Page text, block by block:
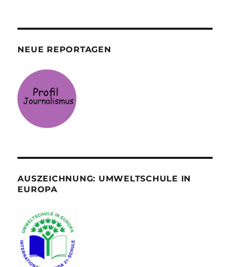
NEUE REPORTAGEN
AUSZEICHNUNG: UMWELTSCHULE IN
EUROPA